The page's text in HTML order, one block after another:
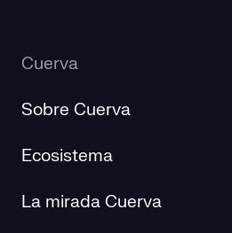
Cuerva
Sobre Cuerva
Ecosistema
La mirada Cuerva